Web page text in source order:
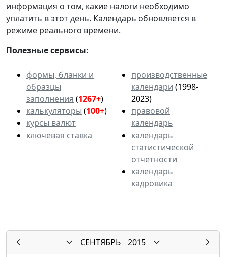
информация о том, какие налоги необходимо
уплатить в этот день. Календарь обновляется в
режиме реального времени.
Полезные сервисы:
формы, бланки и
образцы
заполнения (1267+)
калькуляторы (100+)
курсы валют
ключевая ставка
производственные
календари (1998-
2023)
правовой
календарь
календарь
статистической
отчетности
календарь
кадровика
СЕНТЯБРЬ
2015